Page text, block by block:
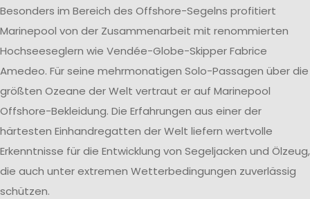
Besonders im Bereich des Offshore-Segelns profitiert
Marinepool von der Zusammenarbeit mit renommierten
Hochseeseglern wie Vendée-Globe-Skipper Fabrice
Amedeo. Für seine mehrmonatigen Solo-Passagen über die
größten Ozeane der Welt vertraut er auf Marinepool
Offshore-Bekleidung. Die Erfahrungen aus einer der
härtesten Einhandregatten der Welt liefern wertvolle
Erkenntnisse für die Entwicklung von Segeljacken und Ölzeug,
die auch unter extremen Wetterbedingungen zuverlässig
schützen.